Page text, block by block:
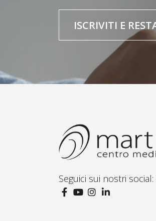
ISCRIVITI E
Seguici sui nostri social: